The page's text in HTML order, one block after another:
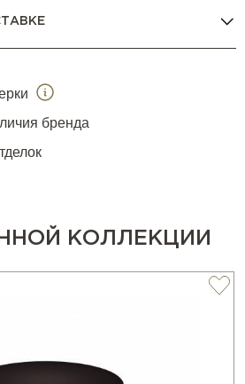
бренда
КОЛЛЕКЦИИ